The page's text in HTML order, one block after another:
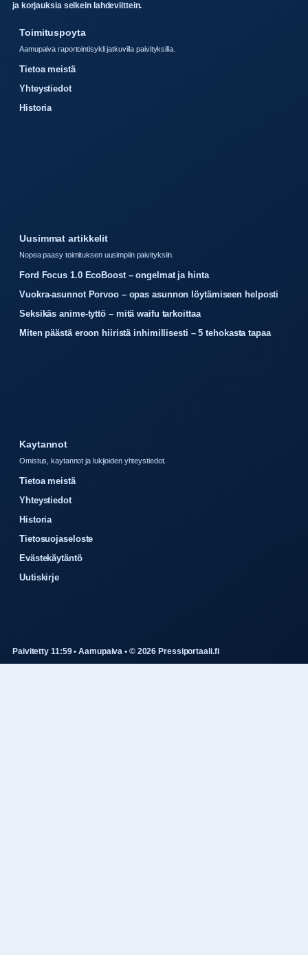
ja korjauksia selkein lahdeviittein.
Toimituspoyta
Aamupaiva raportointisykli jatkuvilla paivityksilla.
Tietoa meistä
Yhteystiedot
Historia
Uusimmat artikkelit
Nopea paasy toimituksen uusimpiin paivityksiin.
Ford Focus 1.0 EcoBoost – ongelmat ja hinta
Vuokra-asunnot Porvoo – opas asunnon löytämiseen helposti
Seksikäs anime-tyttö – mitä waifu tarkoittaa
Miten päästä eroon hiiristä inhimillisesti – 5 tehokasta tapaa
Kaytannot
Omistus, kaytannot ja lukijoiden yhteystiedot.
Tietoa meistä
Yhteystiedot
Historia
Tietosuojaseloste
Evästekäytäntö
Uutiskirje
Paivitetty 11:59 • Aamupaiva • © 2026 Pressiportaali.fi